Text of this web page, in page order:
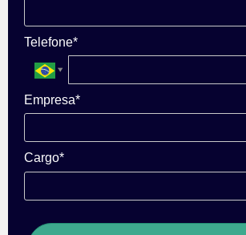
Telefone*
Empresa*
Cargo*